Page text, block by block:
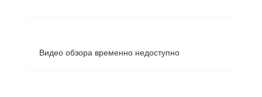
Видео обзора временно недоступно